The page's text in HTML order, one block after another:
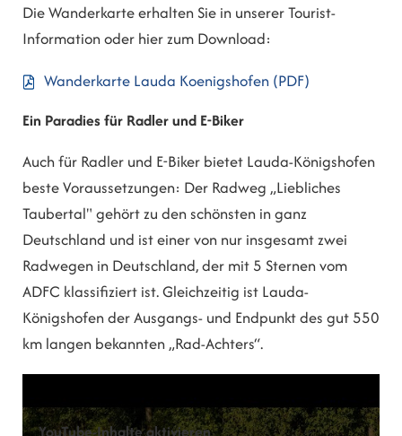
Die Wanderkarte erhalten Sie in unserer Tourist-
Information oder hier zum Download:
Wanderkarte Lauda Koenigshofen (PDF)
Ein Paradies für Radler und E-Biker
Auch für Radler und E-Biker bietet Lauda-Königshofen
beste Voraussetzungen: Der Radweg „Liebliches
Taubertal" gehört zu den schönsten in ganz
Deutschland und ist einer von nur insgesamt zwei
Radwegen in Deutschland, der mit 5 Sternen vom
ADFC klassifiziert ist. Gleichzeitig ist Lauda-
Königshofen der Ausgangs- und Endpunkt des gut 550
km langen bekannten „Rad-Achters“.
YouTube-Inhalte aktivieren